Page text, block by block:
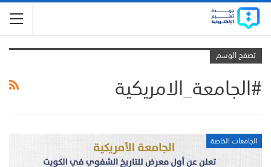
تصفح الوسم
#الجامعة_الامريكية
الجامعات الخاصة